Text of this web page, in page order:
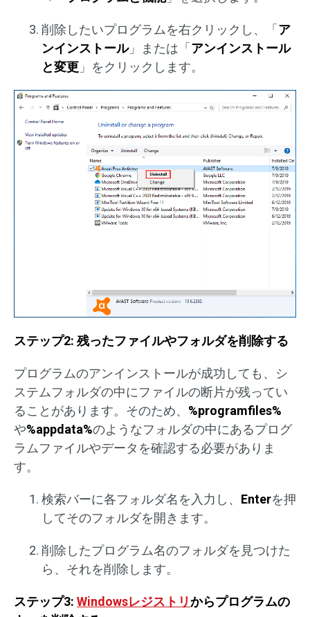
削除したいプログラムを右クリックし、「 ア
ンインストール」または「 アンインストール
と変更 」をクリックします。
ステップ2: 残ったファイルやフォルダを削除する
プログラムのアンインストールが成功しても、シ
ステムフォルダの中にファイルの断片が残ってい
ることがあります。そのため、 %programfiles%
や%appdata%のようなフォルダの中にあるプログ
ラムファイルやデータを確認する必要がありま
す。
検索バーに各フォルダ名を入力し、 Enterを押
してそのフォルダを開きます。
削除したプログラム名のフォルダを見つけた
ら、それを削除します。
ステップ3: Windowsレジストリからプログラムの